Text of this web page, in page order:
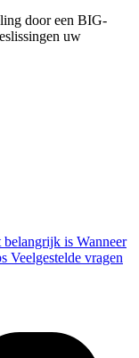
door een BIG-
uw
belangrijk is Wanneer
Veelgestelde vragen